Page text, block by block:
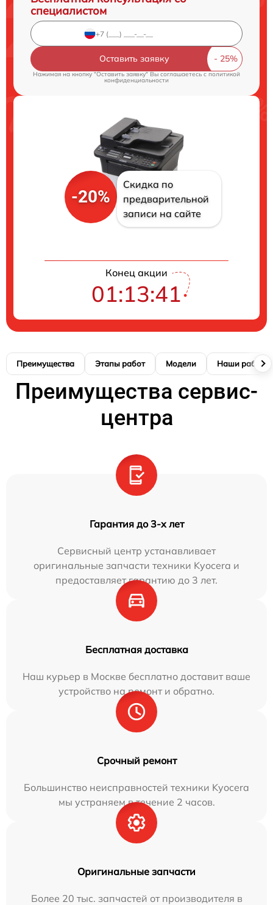
специалистом
Оставить заявку
Нажимая на кнопку "Оставить заявку" Вы соглашаетесь c политикой
конфиденциальности
-20%
Скидка по
предварительной
записи на сайте
Конец акции
01:13:40
Преимущества Этапы работ Модели Наши работы
Преимущества сервис-
центра
Гарантия до 3-х лет
Сервисный центр устанавливает
оригинальные запчасти техники Kyocera и
предоставляет гарантию до 3 лет.
Бесплатная доставка
Наш курьер в Москве бесплатно доставит ваше
устройство на ремонт и обратно.
Срочный ремонт
Большинство неисправностей техники Kyocera
мы устраняем в течение 2 часов.
Оригинальные запчасти
Более 20 тыс. запчастей от производителя в